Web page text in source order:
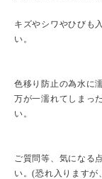
キズやシワやひびも
い。
色移り防止の為水に
万が一濡れてしまっ
い。
ご質問等、気になる
い。(恐れ入ります